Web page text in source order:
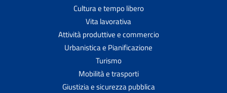
Cultura e tempo libero
Vita lavorativa
Attività produttive e commercio
Urbanistica e Pianificazione
Turismo
Mobilità e trasporti
Giustizia e sicurezza pubblica